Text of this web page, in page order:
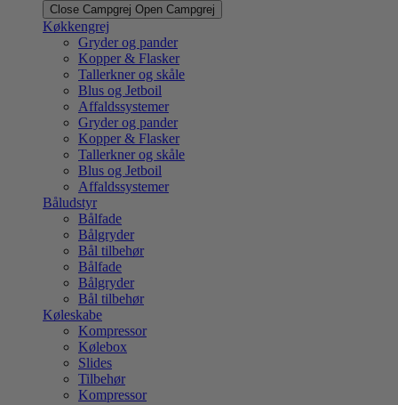
Close Campgrej Open Campgrej
Køkkengrej
Gryder og pander
Kopper & Flasker
Tallerkner og skåle
Blus og Jetboil
Affaldssystemer
Gryder og pander
Kopper & Flasker
Tallerkner og skåle
Blus og Jetboil
Affaldssystemer
Båludstyr
Bålfade
Bålgryder
Bål tilbehør
Bålfade
Bålgryder
Bål tilbehør
Køleskabe
Kompressor
Kølebox
Slides
Tilbehør
Kompressor